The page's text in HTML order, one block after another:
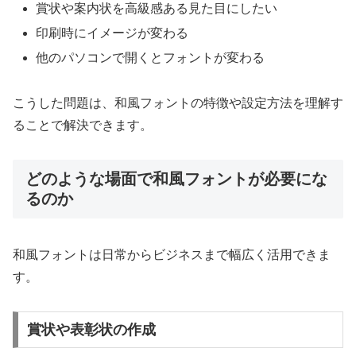
賞状や案内状を高級感ある見た目にしたい
印刷時にイメージが変わる
他のパソコンで開くとフォントが変わる
こうした問題は、和風フォントの特徴や設定方法を理解す
ることで解決できます。
どのような場面で和風フォントが必要にな
るのか
和風フォントは日常からビジネスまで幅広く活用できま
す。
賞状や表彰状の作成